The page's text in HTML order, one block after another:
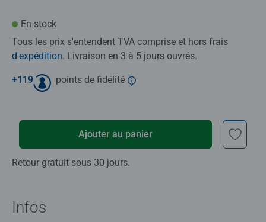
En stock
Tous les prix s'entendent TVA comprise et hors frais
d'expédition. Livraison en 3 à 5 jours ouvrés.
+119 points de fidélité
Ajouter au panier
Retour gratuit sous 30 jours.
Infos